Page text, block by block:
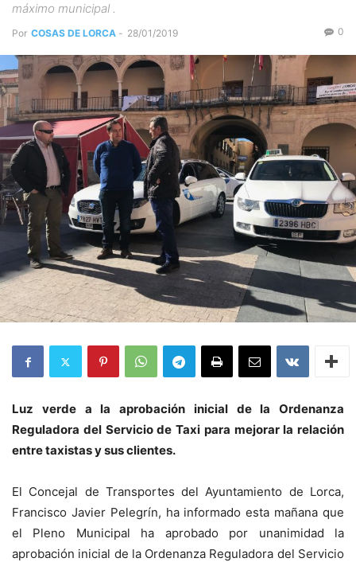
máximo municipal .
Por COSAS DE LORCA - 28/01/2019 0
Luz verde a la aprobación inicial de la Ordenanza
Reguladora del Servicio de Taxi para mejorar la relación
entre taxistas y sus clientes.
El Concejal de Transportes del Ayuntamiento de Lorca,
Francisco Javier Pelegrín, ha informado esta mañana que
el Pleno Municipal ha aprobado por unanimidad la
aprobación inicial de la Ordenanza Reguladora del Servicio